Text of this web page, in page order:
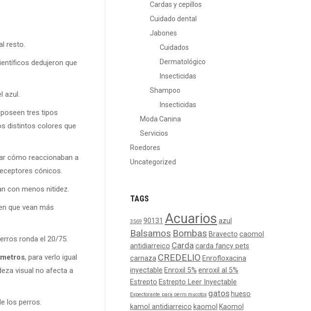
resto.
dedujeron que
azul.
tres tipos
distintos colores que
cómo reaccionaban a
cónicos.
con menos nitidez.
que vean más
ronda el 20/75.
, para verlo igual
visual no afecta a
los perros.
Cardas y cepillos
Cuidado dental
Jabones
Cuidados
Dermatológico
Insecticidas
Shampoo
Insecticidas
Moda Canina
Servicios
Roedores
Uncategorized
TAGS
3569 90131 Acuarios azul
Balsamos Bombas Bravecto caomol
antidiarreico Cardacarda fancy pets
carnaza CREDELIO Enrofloxacina
inyectable Enroxil 5% enroxil al 5%
Estrepto Estrepto Leer Inyectable
Expectorante para perro mucotox gatos hueso
kamol antidiarreico kaomol Kaomol